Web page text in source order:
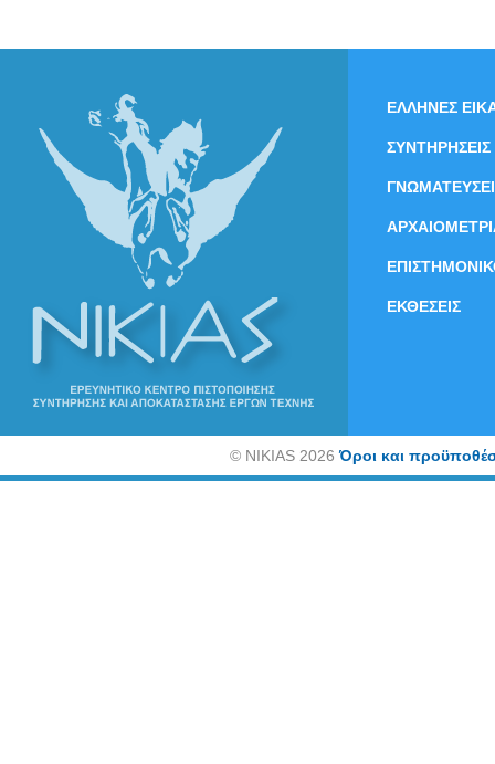
ΕΛΛΗΝΕΣ
ΣΥΝΤΗΡΗΣΕΙΣ
ΕΚΘΕΣΕΙΣ
©NIKIAS 2026Όροι και